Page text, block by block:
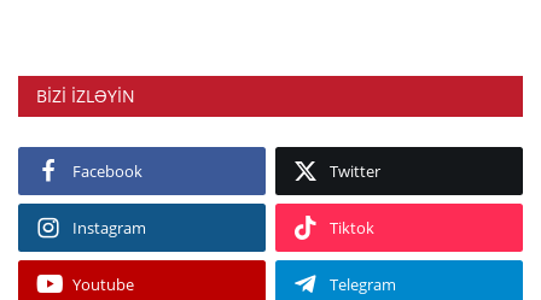
BIZI IZLƏYIN
Facebook Twitter
Instagram Tiktok
Youtube Telegram